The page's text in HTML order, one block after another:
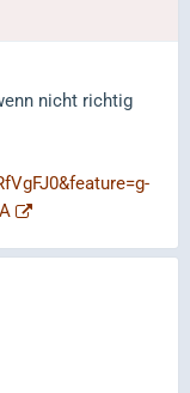
nicht richtig